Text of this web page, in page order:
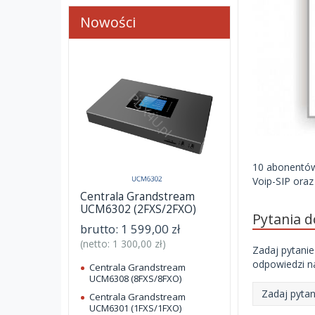
10
Voip-SIP
Pytania
Zadaj
odpowiedzi
Zadaj
Nowości
Centrala Grandstream
UCM6302 (2FXS/2FXO)
brutto: 1 599,00 zł
(netto: 1 300,00 zł)
Centrala Grandstream
UCM6308 (8FXS/8FXO)
Centrala Grandstream
UCM6301 (1FXS/1FXO)